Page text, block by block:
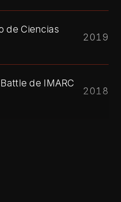
de Ciencias
2019
de IMARC
2018